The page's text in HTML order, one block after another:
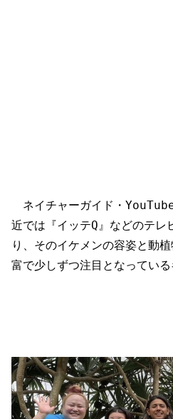
ネイチャーガイド・
近では『イッテQ』などのテレ
り、そのイケメンの容姿と動
富で少しずつ注目となってい